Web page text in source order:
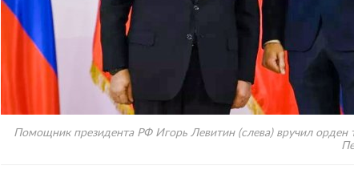
Помощник президента РФ Игорь Левитин (слева) вручил